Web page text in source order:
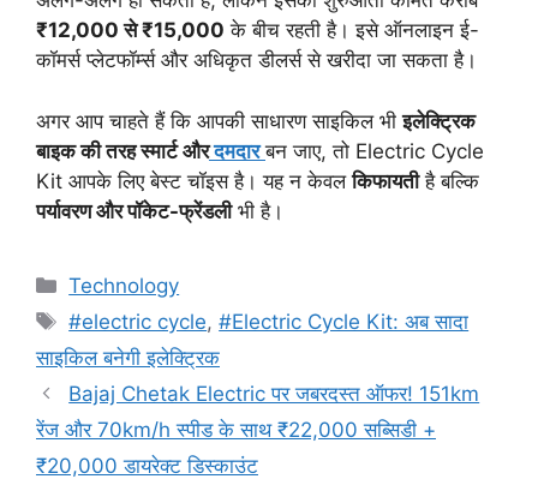
₹12,000 से ₹15,000 के बीच रहती है। इसे ऑनलाइन ई-
कॉमर्स प्लेटफॉर्म्स और अधिकृत डीलर्स से खरीदा जा सकता है।
अगर आप चाहते हैं कि आपकी साधारण साइकिल भीइलेक्ट्रिक
बाइक की तरह स्मार्ट औरदमदार बन जाए, तो Electric Cycle
Kit आपके लिए बेस्ट चॉइस है। यह न केवलकिफायतीहै बल्कि
पर्यावरण और पॉकेट-फ्रेंडलीभी है।
Categories
Technology
Tags
#electric cycle,#Electric Cycle Kit: अब सादा
साइकिल बनेगी इलेक्ट्रिक
Bajaj Chetak Electric पर जबरदस्त ऑफर! 151km
रेंज और 70km/h स्पीड के साथ ₹22,000 सब्सिडी +
₹20,000 डायरेक्ट डिस्काउंट